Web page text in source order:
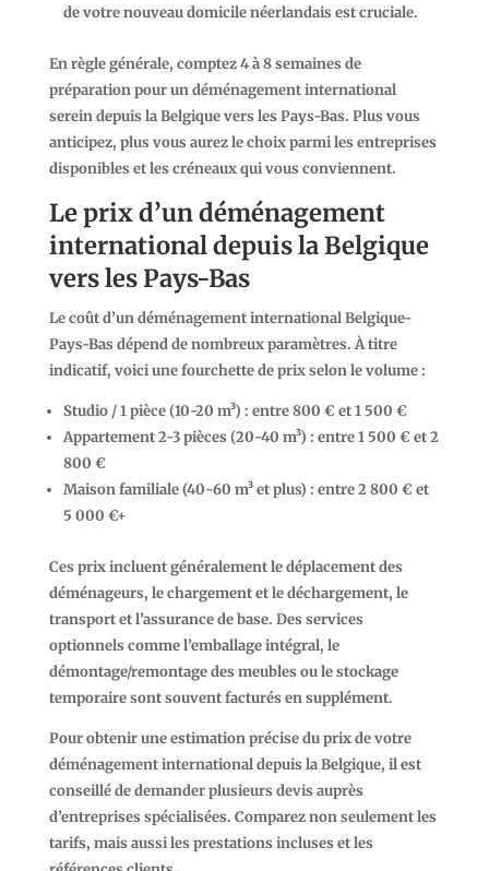
de votre nouveau domicile néerlandais est cruciale.
En règle générale, comptez4 à 8 semaines de
préparation pour un déménagement international
serein depuis la Belgique vers les Pays-Bas. Plus vous
anticipez, plus vous aurez le choix parmi les entreprises
disponibles et les créneaux qui vous conviennent.
Le prix d’un déménagement
international depuis la Belgique
vers les Pays-Bas
Le coût d’un déménagement international Belgique-
Pays-Bas dépend de nombreux paramètres. À titre
indicatif, voici une fourchette de prix selon le volume :
Studio / 1 pièce (10-20 m³) : entre 800 € et 1 500 €
Appartement 2-3 pièces (20-40 m³) : entre 1 500 € et 2
800 €
Maison familiale (40-60 m³ et plus) : entre 2 800 € et
5 000 €+
Ces prix incluent généralement le déplacement des
déménageurs, le chargement et le déchargement, le
transport et l’assurance de base. Des services
optionnels comme l’emballage intégral, le
démontage/remontage des meubles ou le stockage
temporaire sont souvent facturés en supplément.
Pour obtenir une estimation précise duprix de votre
déménagement international depuis la Belgique, il est
conseillé de demander plusieurs devis auprès
d’entreprises spécialisées. Comparez non seulement les
tarifs, mais aussi les prestations incluses et les